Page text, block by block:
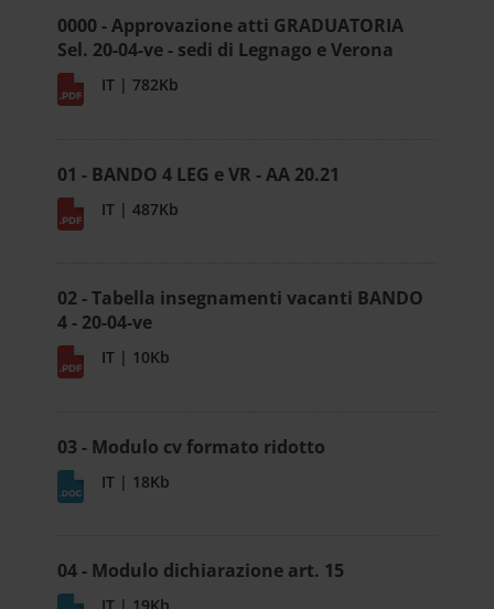
0000 - Approvazione atti GRADUATORIA
Sel. 20-04-ve - sedi di Legnago e Verona
IT | 782Kb
01 - BANDO 4 LEG e VR - AA 20.21
IT | 487Kb
02 - Tabella insegnamenti vacanti BANDO
4 - 20-04-ve
IT | 10Kb
03 - Modulo cv formato ridotto
IT | 18Kb
04 - Modulo dichiarazione art. 15